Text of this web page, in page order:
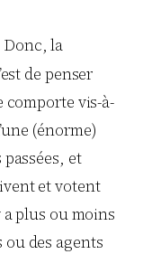
Donc, la
de penser
comporte vis-à-
(énorme)
et
et votent
plus ou moins
des agents